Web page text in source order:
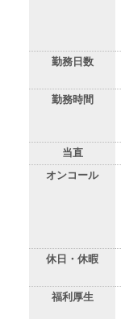
勤務日数
勤務時間
当直
オンコール
休日・休暇
福利厚生